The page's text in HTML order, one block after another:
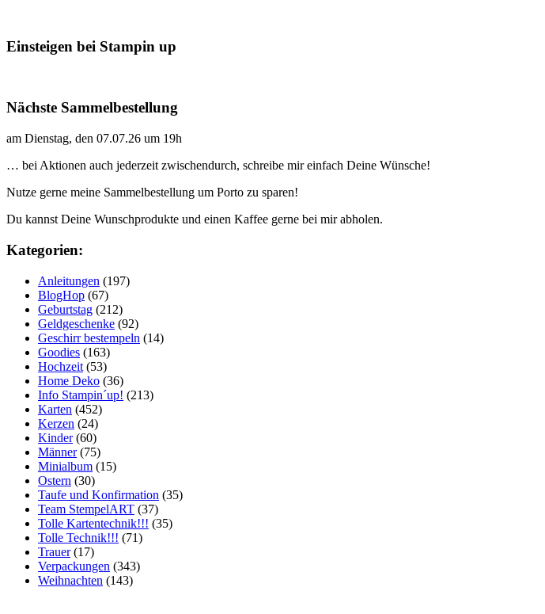
Einsteigen bei Stampin up
Nächste Sammelbestellung
am Dienstag, den 07.07.26 um 19h
… bei Aktionen auch jederzeit zwischendurch, schreibe mir einfach Deine Wünsche!
Nutze gerne meine Sammelbestellung um Porto zu sparen!
Du kannst Deine Wunschprodukte und einen Kaffee gerne bei mir abholen.
Kategorien:
Anleitungen (197)
BlogHop (67)
Geburtstag (212)
Geldgeschenke (92)
Geschirr bestempeln (14)
Goodies (163)
Hochzeit (53)
Home Deko (36)
Info Stampin´up! (213)
Karten (452)
Kerzen (24)
Kinder(60)
Männer(75)
Minialbum (15)
Ostern (30)
Taufe und Konfirmation (35)
Team StempelART (37)
Tolle Kartentechnik!!! (35)
Tolle Technik!!! (71)
Trauer(17)
Verpackungen (343)
Weihnachten (143)